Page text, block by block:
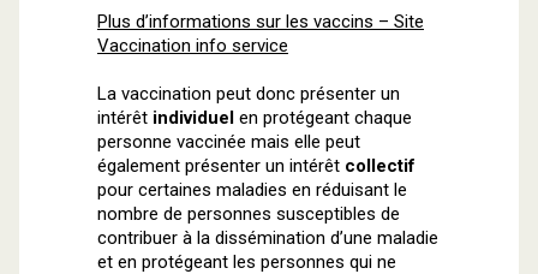
Plus d’informations sur les vaccins – Site
Vaccination info service
La vaccination peut donc présenter un
intérêt individuel en protégeant chaque
personne vaccinée mais elle peut
également présenter un intérêt collectif
pour certaines maladies en réduisant le
nombre de personnes susceptibles de
contribuer à la dissémination d’une maladie
et en protégeant les personnes qui ne